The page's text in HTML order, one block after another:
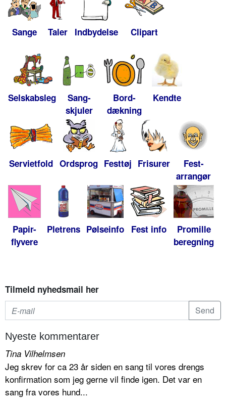
Sange Taler Indbydelse Clipart
Selskabsleg
Sang-
skjuler
Bord-
dækning
Kendte
Servietfold Ordsprog Festtøj Frisurer
Fest-
arrangør
Papir-
flyvere
Pletrens Pølseinfo Fest info
Promille
beregning
Tilmeld nyhedsmail her
Nyeste kommentarer
Tina Vilhelmsen
Jeg skrev for ca 23 år siden en sang til vores drengs
konfirmation som jeg gerne vil finde igen. Det var en
sang fra vores hund...